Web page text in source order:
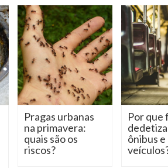
Pragas urbanas
na primavera:
quais são os
riscos?
Por que
ônibus